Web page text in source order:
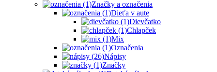
Značky a označenia
Dieťa v aute
Dievčatko
Chlapček
Mix
Označenia
Nápisy
Značky